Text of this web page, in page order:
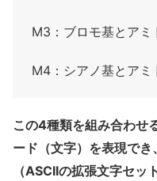
M3：ブロモ基とアミ
M4：シアノ基とアミ
この4種類を組み合わせ
ード（文字）を表現で
（ASCIIの拡張文字セ